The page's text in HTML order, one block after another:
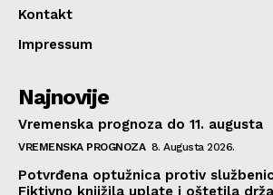
Kontakt
Impressum
Najnovije
Vremenska prognoza do 11. augusta
VREMENSKA PROGNOZA 8. Augusta 2026.
Potvrđena optužnica protiv
Fiktivno knjižila uplate i oštetila